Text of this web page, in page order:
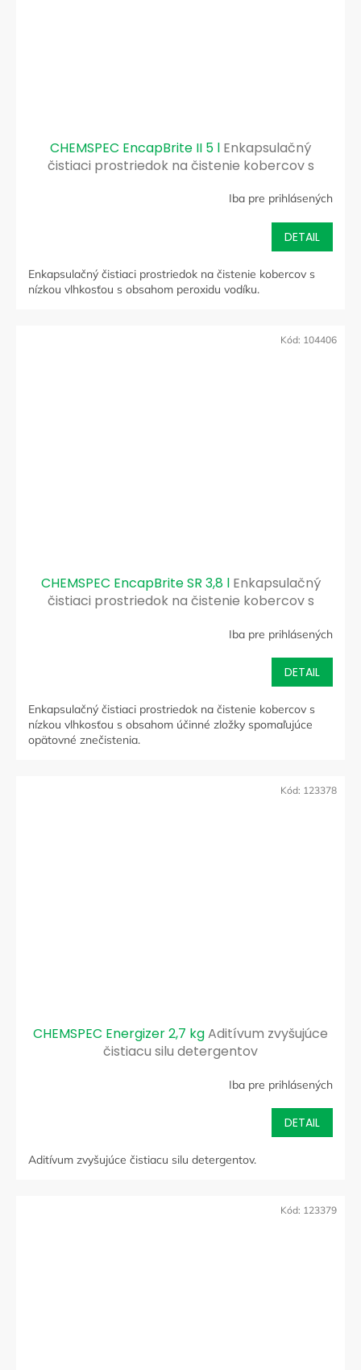
CHEMSPEC EncapBrite II 5 l Enkapsulačný
čistiaci prostriedok na čistenie kobercov s
Iba pre prihlásených
DETAIL
Enkapsulačný čistiaci prostriedok na čistenie kobercov s
nízkou vlhkosťou s obsahom peroxidu vodíku.
CHEMSPEC EncapBrite SR 3,8 l Enkapsulačný
čistiaci prostriedok na čistenie kobercov s
spomaľujúce opätovné znečistenia
Iba pre prihlásených
DETAIL
Enkapsulačný čistiaci prostriedok na čistenie kobercov s
nízkou vlhkosťou s obsahom účinné zložky spomaľujúce
opätovné znečistenia.
Kód: 104406
CHEMSPEC Energizer 2,7 kgAditívum zvyšujúce
čistiacu silu detergentov
Iba pre prihlásených
DETAIL
Aditívum zvyšujúce čistiacu silu detergentov.
Kód: 123378
Kód: 123379